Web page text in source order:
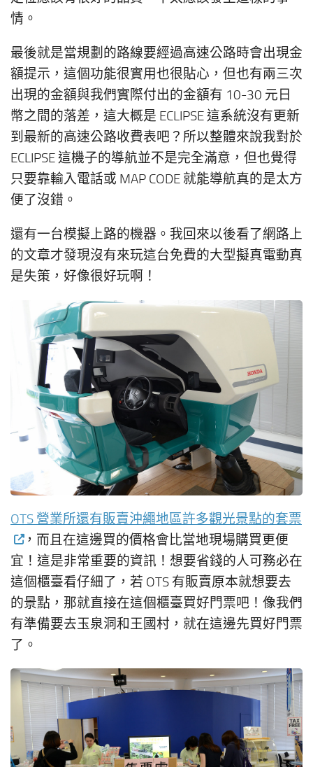
情。
最後就是當規劃的路線要經過高速公路時會出現金
額提示，這個功能很實用也很貼心，但也有兩三次
出現的金額與我們實際付出的金額有 10-30 元日
幣之間的落差，這大概是 ECLIPSE 這系統沒有更新
到最新的高速公路收費表吧？所以整體來說我對於
ECLIPSE 這機子的導航並不是完全滿意，但也覺得
只要靠輸入電話或 MAP CODE 就能導航真的是太方
便了沒錯。
還有一台模擬上路的機器。我回來以後看了網路上
的文章才發現沒有來玩這台免費的大型擬真電動真
是失策，好像很好玩啊！
OTS 營業所還有販賣沖繩地區許多觀光景點的套票
，而且在這邊買的價格會比當地現場購買更便
宜！這是非常重要的資訊！想要省錢的人可務必在
這個櫃臺看仔細了，若 OTS 有販賣原本就想要去
的景點，那就直接在這個櫃臺買好門票吧！像我們
有準備要去玉泉洞和王國村，就在這邊先買好門票
了。